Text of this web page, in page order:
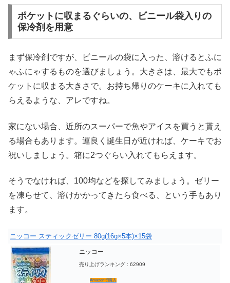
ポケットに収まるぐらいの、ビニール袋入りの
保冷剤を用意
まず保冷剤ですが、ビニールの袋に入った、溶けるとふに
ゃふにゃするものを選びましょう。大きさは、最大でもポ
ケットに収まる大きさで。お持ち帰りのケーキに入れても
らえるような、アレですね。
家にない場合、近所のスーパーで魚やアイスを買うと貰え
る場合もあります。運良く誕生日が近ければ、ケーキでお
祝いしましょう。箱に2つぐらい入れてもらえます。
そうでなければ、100均などを探してみましょう。ゼリー
を凍らせて、溶けかかってきたら食べる、という手もあり
ます。
ニッコー スティックゼリー 80g(16g×5本)×15袋
ニッコー
売り上げランキング : 62909
Amazonで購入